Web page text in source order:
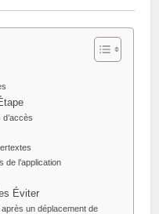
de l’application
Éviter
un déplacement de